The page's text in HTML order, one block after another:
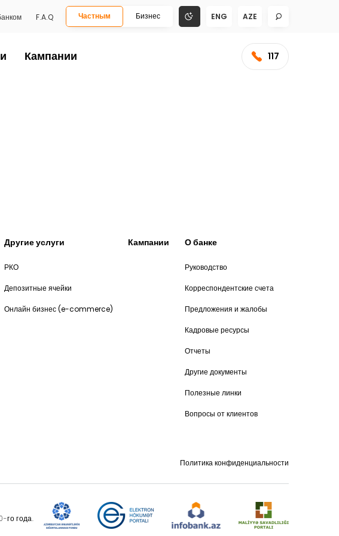
F.A.Q Частным Бизнес ENG AZE
Кампании 117
Другие услуги
РКО
Депозитные ячейки
Онлайн бизнес (e-commerce)
Кампании О банке
Руководство
Корреспондентские счета
Предложения и жалобы
Кадровые ресурсы
Отчеты
Другие документы
Полезные линки
Вопросы от клиентов
Политика конфиденциальности
го года.